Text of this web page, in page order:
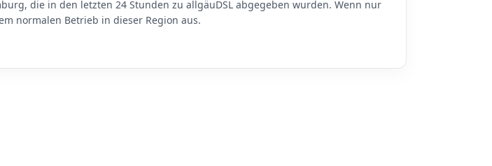
die in den letzten 24 Stunden zu allgäuDSL abgegeben wurden. Wenn nur
normalen Betrieb in dieser Region aus.